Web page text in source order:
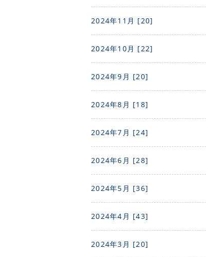
2024年11月 [20]
2024年10月 [22]
2024年9月 [20]
2024年8月 [18]
2024年7月 [24]
2024年6月 [28]
2024年5月 [36]
2024年4月 [43]
2024年3月 [20]